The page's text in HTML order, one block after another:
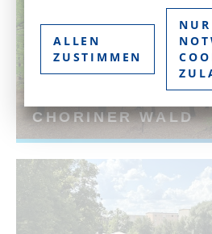
CHORINER WALD
ALLEN
ZUSTIMMEN
NUR